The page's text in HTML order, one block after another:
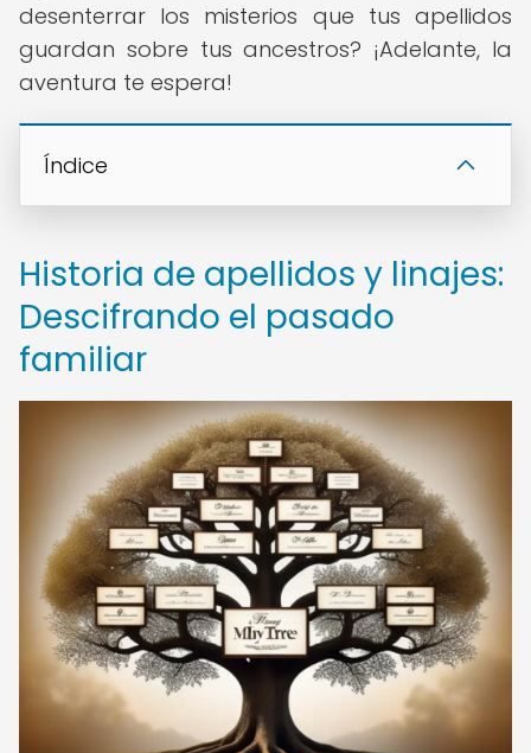
desenterrar los misterios que tus apellidos
guardan sobre tus ancestros? ¡Adelante, la
aventura te espera!
Índice
Historia de apellidos y linajes:
Descifrando el pasado
familiar